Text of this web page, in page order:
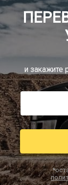
и закажите